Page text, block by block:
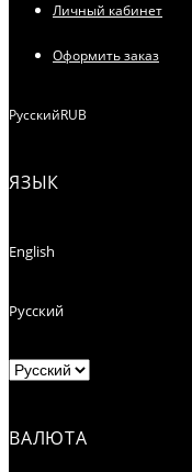
Личный кабинет
Оформить заказ
РусскийRUB
ЯЗЫК
English
Русский
ВАЛЮТА